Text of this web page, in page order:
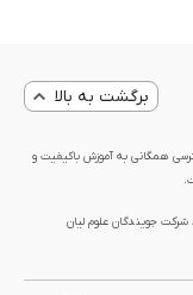
برگشت به بالا
همگانی به آموزش باکیفیت و
شرکت جویندگان علوم لیان